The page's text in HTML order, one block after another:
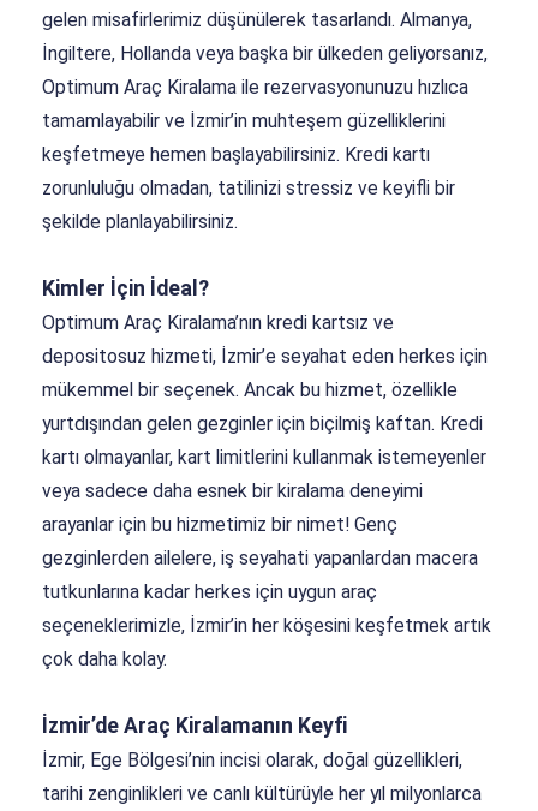
gelen misafirlerimiz düşünülerek tasarlandı. Almanya,
İngiltere, Hollanda veya başka bir ülkeden geliyorsanız,
Optimum Araç Kiralama ile rezervasyonunuzu hızlıca
tamamlayabilir ve İzmir’in muhteşem güzelliklerini
keşfetmeye hemen başlayabilirsiniz. Kredi kartı
zorunluluğu olmadan, tatilinizi stressiz ve keyifli bir
şekilde planlayabilirsiniz.
Kimler İçin İdeal?
Optimum Araç Kiralama’nın kredi kartsız ve
depositosuz hizmeti, İzmir’e seyahat eden herkes için
mükemmel bir seçenek. Ancak bu hizmet, özellikle
yurtdışından gelen gezginler için biçilmiş kaftan. Kredi
kartı olmayanlar, kart limitlerini kullanmak istemeyenler
veya sadece daha esnek bir kiralama deneyimi
arayanlar için bu hizmetimiz bir nimet! Genç
gezginlerden ailelere, iş seyahati yapanlardan macera
tutkunlarına kadar herkes için uygun araç
seçeneklerimizle, İzmir’in her köşesini keşfetmek artık
çok daha kolay.
İzmir’de Araç Kiralamanın Keyfi
İzmir, Ege Bölgesi’nin incisi olarak, doğal güzellikleri,
tarihi zenginlikleri ve canlı kültürüyle her yıl milyonlarca